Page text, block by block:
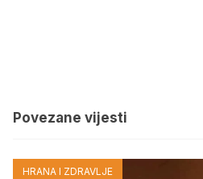
Povezane vijesti
HRANA I ZDRAVLJE